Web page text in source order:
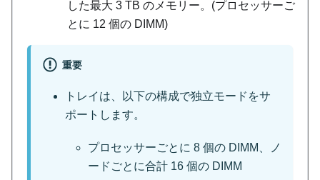
した最大 3 TB のメモリー。(プロセッサーご
とに 12 個の DIMM)
重要
トレイは、以下の構成で独立モードをサ
ポートします。
プロセッサーごとに 8 個の DIMM、ノ
ードごとに合計 16 個の DIMM